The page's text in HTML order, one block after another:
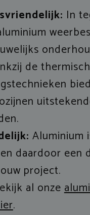
In
de
Aluminium
daardoor een
project.
al onze
.